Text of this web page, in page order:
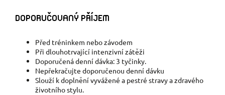
DOPORUČOVANÝ PŘÍJEM
Před tréninkem nebo závodem
Při dlouhotrvající intenzivní zátěži
Doporučená denní dávka: 3 tyčinky.
Nepřekračujte doporučenou denní dávku
Slouží k doplnění vyvážené a pestré stravy a zdravého
životního stylu.